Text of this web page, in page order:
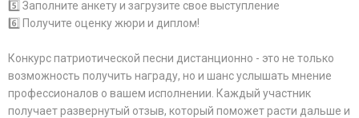
5️⃣ Заполните анкету и загрузите свое выступление
6️⃣ Получите оценку жюри и диплом!
Конкурс патриотической песни дистанционно - это не только
возможность получить награду, но и шанс услышать мнение
профессионалов о вашем исполнении. Каждый участник
получает развернутый отзыв, который поможет расти дальше и